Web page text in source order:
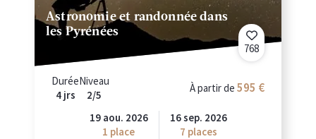
Astronomie et randonnée dans
les Pyrénées
768
Durée
4 jrs
Niveau
2/5
À partir de 595 €
19 aou. 2026
1 place
16 sep. 2026
7 places